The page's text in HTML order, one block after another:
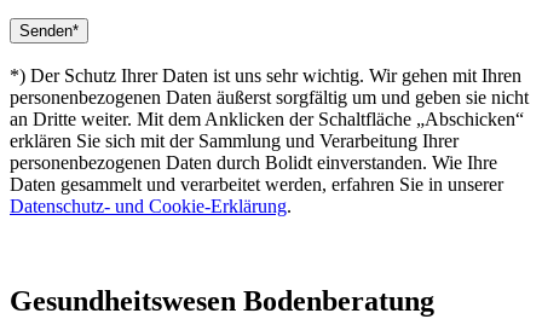
*) Der Schutz Ihrer Daten ist uns sehr wichtig. Wir gehen mit Ihren
personenbezogenen Daten äußerst sorgfältig um und geben sie nicht
an Dritte weiter. Mit dem Anklicken der Schaltfläche „Abschicken“
erklären Sie sich mit der Sammlung und Verarbeitung Ihrer
personenbezogenen Daten durch Bolidt einverstanden. Wie Ihre
Daten gesammelt und verarbeitet werden, erfahren Sie in unserer
Datenschutz- und Cookie-Erklärung.
Gesundheitswesen Bodenberatung